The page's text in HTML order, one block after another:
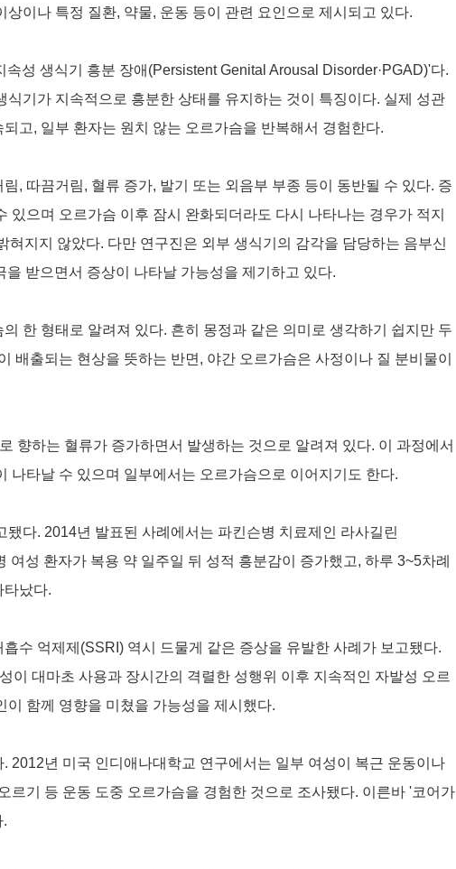
이나 특정 질환, 약물, 운동 등이 관련 요인으로 제시되고 있다.
성 생식기 흥분 장애(Persistent Genital Arousal Disorder·PGAD)'다.
식기가 지속적으로 흥분한 상태를 유지하는 것이 특징이다. 실제 성관
고, 일부 환자는 원치 않는 오르가슴을 반복해서 경험한다.
, 따끔거림, 혈류 증가, 발기 또는 외음부 부종 등이 동반될 수 있다. 증
있으며 오르가슴 이후 잠시 완화되더라도 다시 나타나는 경우가 적지
혀지지 않았다. 다만 연구진은 외부 생식기의 감각을 담당하는 음부신
받으면서 증상이 나타날 가능성을 제기하고 있다.
한 형태로 알려져 있다. 흔히 몽정과 같은 의미로 생각하기 쉽지만 두
배출되는 현상을 뜻하는 반면, 야간 오르가슴은 사정이나 질 분비물이
향하는 혈류가 증가하면서 발생하는 것으로 알려져 있다. 이 과정에서
나타날 수 있으며 일부에서는 오르가슴으로 이어지기도 한다.
됐다. 2014년 발표된 사례에서는 파킨슨병 치료제인 라사길린
여성 환자가 복용 약 일주일 뒤 성적 흥분감이 증가했고, 하루 3~5차례
타났다.
수 억제제(SSRI) 역시 드물게 같은 증상을 유발한 사례가 보고됐다.
이 대마초 사용과 장시간의 격렬한 성행위 이후 지속적인 자발성 오르
이 함께 영향을 미쳤을 가능성을 제시했다.
2012년 미국 인디애나대학교 연구에서는 일부 여성이 복근 운동이나
르기 등 운동 도중 오르가슴을 경험한 것으로 조사됐다. 이른바 '코어가
.